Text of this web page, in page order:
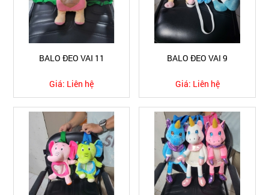
BALO ĐEO VAI 11
Giá: Liên hệ
BALO ĐEO VAI 9
Giá: Liên hệ